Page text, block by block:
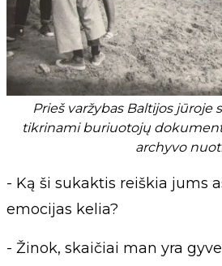
Prieš varžybas Baltijos jūroje
tikrinami buriuotojų
archyvo
- Ką ši sukaktis reiškia jums
emocijas kelia?
- Žinok, skaičiai man yra